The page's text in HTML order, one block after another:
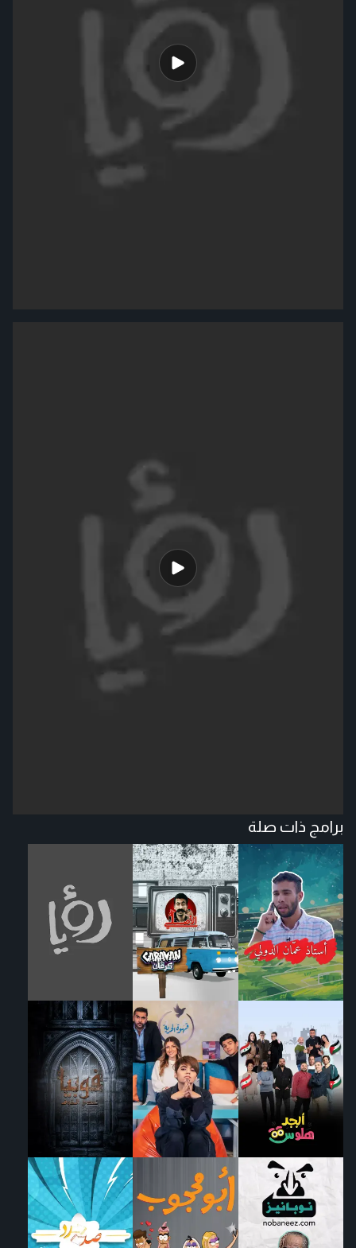
برامج ذات صلة